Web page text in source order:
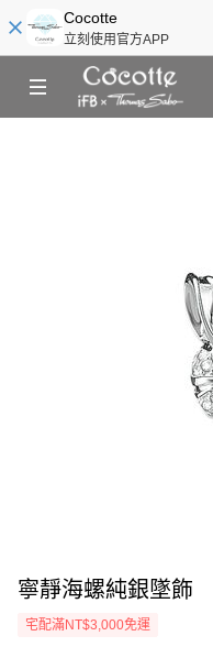
Cocotte
立刻使用官方APP
寧靜海螺純銀墜飾
宅配滿NT$3,000免運